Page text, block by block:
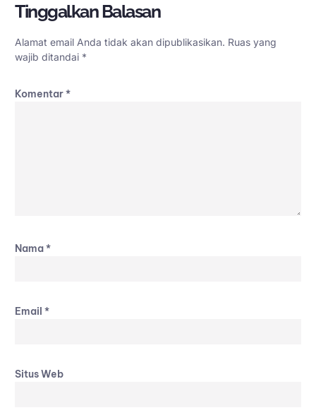
Tinggalkan Balasan
Alamat email Anda tidak akan dipublikasikan. Ruas yang
wajib ditandai *
Komentar*
Nama*
Email *
Situs Web